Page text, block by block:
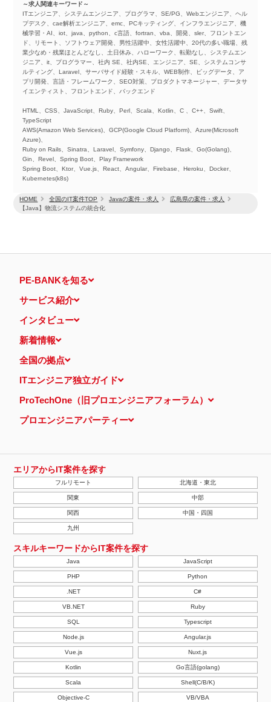
HOME 全国のIT案件TOP Javaの案件・求人
広島県の案件・求人
【Java】物流システムの統合化
～求人関連キーワード～
ITエンジニア、システムエンジニア、プログラマ、SE/PG、Webエンジニア、ヘル
プデスク、cae解析エンジニア、emc、PCキッティング、インフラエンジニア、機
械学習・AI、iot、java、python、c言語、fortran、vba、開発、sler、フロントエン
ド、リモート、ソフトウェア開発、男性活躍中、女性活躍中、20代の多い職場、残
業少なめ・残業ほとんどなし、土日休み、ハローワーク、転勤なし、システムエン
ジニア、it、プログラマー、社内 SE、社内SE、エンジニア、SE、システムコンサ
ルティング、Laravel、サーバサイド経験・スキル、WEB制作、ビッグデータ、ア
プリ開発、言語・フレームワーク、SEO対策、プロダクトマネージャー、データサ
イエンティスト、フロントエンド、バックエンド
HTML、CSS、JavaScript、Ruby、Perl、Scala、Kotlin、C 、C++、Swift、
TypeScript
AWS(Amazon Web Services)、GCP(Google Cloud Platform)、Azure(Microsoft
Azure)、
Ruby on Rails、Sinatra、Laravel、Symfony、Django、Flask、Go(Golang)、
Gin、Revel、Spring Boot、Play Framework
Spring Boot、Ktor、Vue.js、React、Angular、Firebase、Heroku、Docker、
Kubernetes(k8s)
PE-BANKを知る
サービス紹介
インタビュー
新着情報
全国の拠点
ITエンジニア独立ガイド
ProTechOne（旧プロエンジニアフォーラム）
プロエンジニアパーティー
エリアからIT案件を探す
フルリモート 北海道・東北
関東 中部
関西 中国・四国
九州
スキルキーワードからIT案件を探す
Java JavaScript
PHP Python
.NET C#
VB.NET Ruby
SQL Typescript
Node.js Angular.js
Vue.js Nuxt.js
Kotlin Go言語(golang)
Scala Shell(C/B/K)
Objective-C VB/VBA